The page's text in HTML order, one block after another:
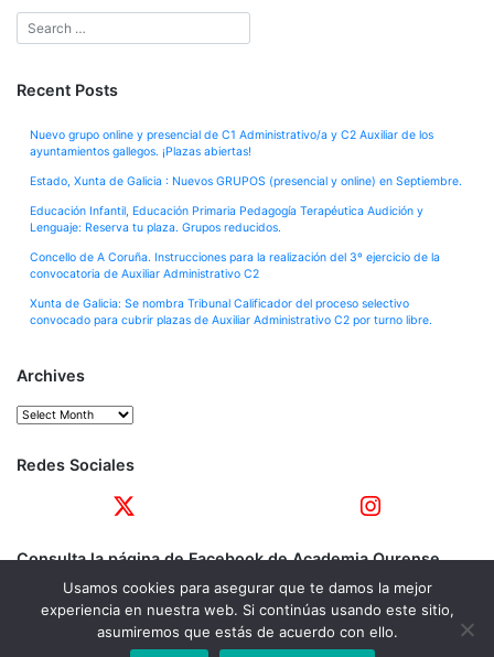
Recent Posts
Nuevo grupo online y presencial de C1 Administrativo/a y C2 Auxiliar de los
ayuntamientos gallegos. ¡Plazas abiertas!
Estado, Xunta de Galicia : Nuevos GRUPOS (presencial y online) en Septiembre.
Educación Infantil, Educación Primaria Pedagogía Terapéutica Audición y
Lenguaje: Reserva tu plaza. Grupos reducidos.
Concello de A Coruña. Instrucciones para la realización del 3º ejercicio de la
convocatoria de Auxiliar Administrativo C2
Xunta de Galicia: Se nombra Tribunal Calificador del proceso selectivo
convocado para cubrir plazas de Auxiliar Administrativo C2 por turno libre.
Archives
Archives
Redes Sociales
Consulta la página de Facebook de Academia Ourense
Usamos cookies para asegurar que te damos la mejor
experiencia en nuestra web. Si continúas usando este sitio,
asumiremos que estás de acuerdo con ello.